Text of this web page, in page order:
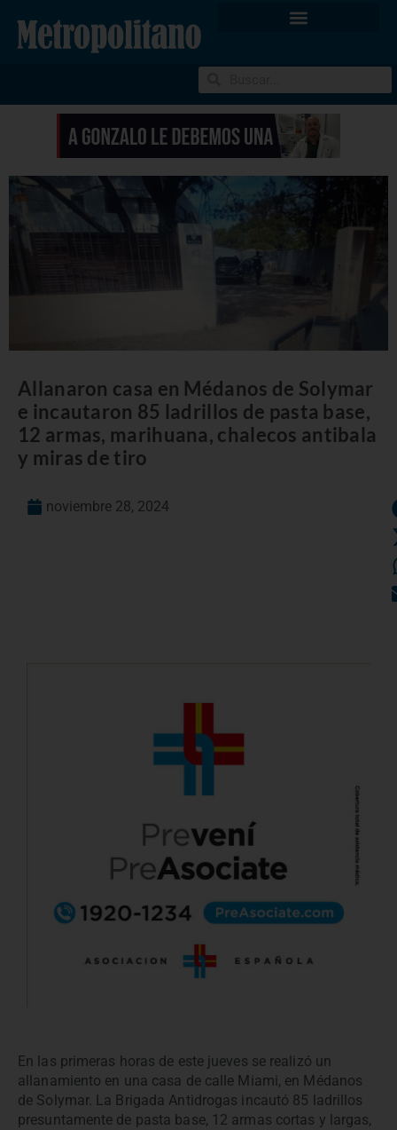
Allanaron casa en Médanos de Solymar
e incautaron 85 ladrillos de pasta base,
12 armas, marihuana, chalecos antibala
y miras de tiro
noviembre 28, 2024
En las primeras horas de este jueves se realizó un
allanamiento en una casa de calle Miami, en Médanos
de Solymar. La Brigada Antidrogas incautó 85 ladrillos
presuntamente de pasta base, 12 armas cortas y largas,